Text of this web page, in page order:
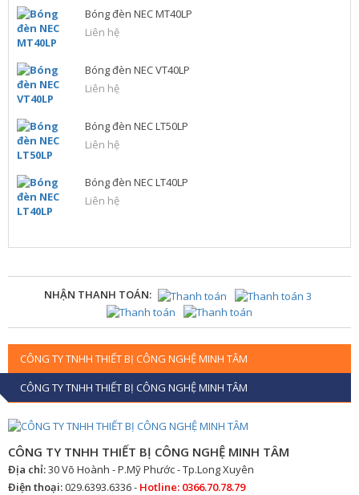
Bóng đèn NEC MT40LP
Liên hệ
Bóng đèn NEC VT40LP
Liên hệ
Bóng đèn NEC LT50LP
Liên hệ
Bóng đèn NEC LT40LP
Liên hệ
NHẬN THANH TOÁN:
CÔNG TY TNHH THIẾT BỊ CÔNG NGHỆ MINH TÂM
CÔNG TY TNHH THIẾT BỊ CÔNG NGHỆ MINH TÂM
CÔNG TY TNHH THIẾT BỊ CÔNG NGHỆ MINH TÂM
Địa chỉ:30 Võ Hoành - P.Mỹ Phước - Tp.Long Xuyên
Điện thoại:029.6393.6336 - Hotline: 0366.70.78.79